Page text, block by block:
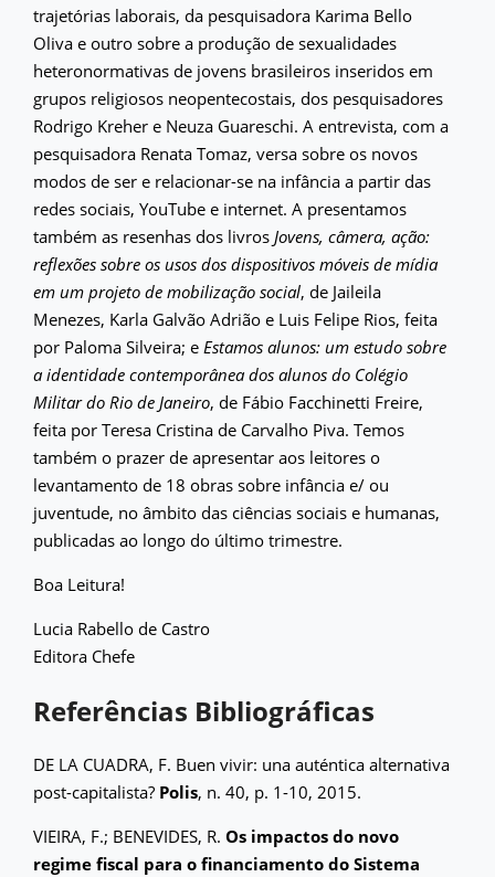
trajetórias laborais, da pesquisadora Karima Bello
Oliva e outro sobre a produção de sexualidades
heteronormativas de jovens brasileiros inseridos em
grupos religiosos neopentecostais, dos pesquisadores
Rodrigo Kreher e Neuza Guareschi. A entrevista, com a
pesquisadora Renata Tomaz, versa sobre os novos
modos de ser e relacionar-se na infância a partir das
redes sociais, YouTube e internet. A presentamos
também as resenhas dos livros Jovens, câmera, ação:
reflexões sobre os usos dos dispositivos móveis de mídia
em um projeto de mobilização social, de Jaileila
Menezes, Karla Galvão Adrião e Luis Felipe Rios, feita
por Paloma Silveira; e Estamos alunos: um estudo sobre
a identidade contemporânea dos alunos do Colégio
Militar do Rio de Janeiro, de Fábio Facchinetti Freire,
feita por Teresa Cristina de Carvalho Piva. Temos
também o prazer de apresentar aos leitores o
levantamento de 18 obras sobre infância e/ ou
juventude, no âmbito das ciências sociais e humanas,
publicadas ao longo do último trimestre.
Boa Leitura!
Lucia Rabello de Castro
Editora Chefe
Referências Bibliográficas
DE LA CUADRA, F. Buen vivir: una auténtica alternativa
post-capitalista? Polis, n. 40, p. 1-10, 2015.
VIEIRA, F.; BENEVIDES, R. Os impactos do novo
regime fiscal para o financiamento do Sistema